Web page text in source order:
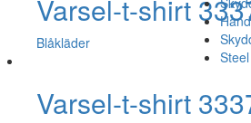
Varsel-t-shirt
Blåkläder
Varsel-t-shirt